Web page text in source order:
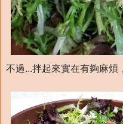
不過...拌起來實在有夠麻煩